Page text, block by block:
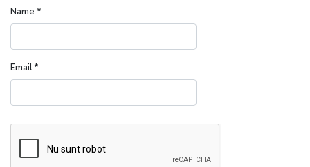
Name *
Email *